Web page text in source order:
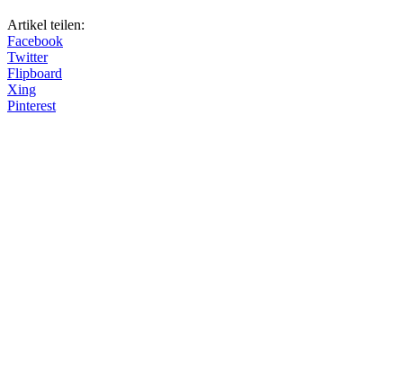
Artikel teilen:
Facebook
Twitter
Flipboard
Xing
Pinterest